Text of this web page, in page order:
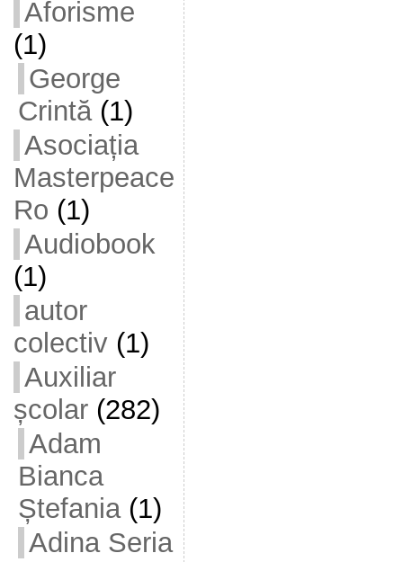
Aforisme
(1)
George
Crintă(1)
Asociația
Masterpeace
Ro (1)
Audiobook
(1)
autor
colectiv(1)
Auxiliar
școlar(282)
Adam
Bianca
Ștefania(1)
Adina Seria